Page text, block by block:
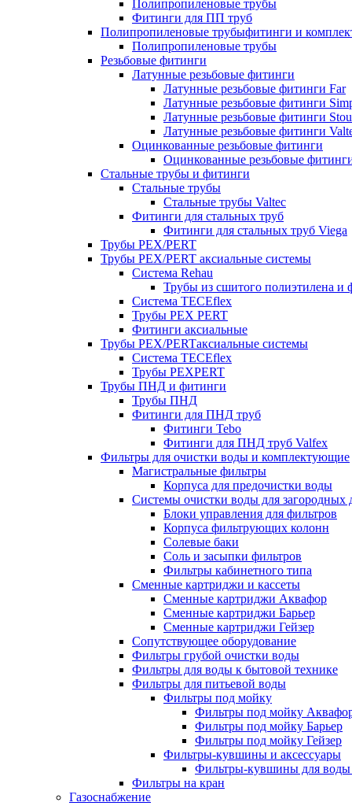
Полипропиленовые трубы
Фитинги для ПП труб
Полипропиленовые трубыфитинги и
Полипропиленовые трубы
Резьбовые фитинги
Латунные резьбовые фитинги
Латунные резьбовые фитинги Far
Латунные резьбовые фитинги
Латунные резьбовые фитинги
Латунные резьбовые фитинги
Оцинкованные резьбовые фитинги
Оцинкованные резьбовые
Стальные трубы и фитинги
Стальные трубы
Стальные трубы Valtec
Фитинги для стальных труб
Фитинги для стальных труб Viega
Трубы PEX/PERT
Трубы PEX/PERT аксиальные системы
Система Rehau
Трубы из сшитого полиэтилена и
Система TECEflex
Трубы PEX PERT
Фитинги аксиальные
Трубы PEX/PERTаксиальные системы
Система TECEflex
Трубы PEXPERT
Трубы ПНД и фитинги
Трубы ПНД
Фитинги для ПНД труб
Фитинги Tebo
Фитинги для ПНД труб Valfex
Фильтры для очистки воды и комплектующие
Магистральные фильтры
Корпуса для предочистки воды
Системы очистки воды для загородных
Блоки управления для фильтров
Корпуса фильтрующих колонн
Солевые баки
Соль и засыпки фильтров
Фильтры кабинетного типа
Сменные картриджи и кассеты
Сменные картриджи Аквафор
Сменные картриджи Барьер
Сменные картриджи Гейзер
Сопутствующее оборудование
Фильтры грубой очистки воды
Фильтры для воды к бытовой технике
Фильтры для питьевой воды
Фильтры под мойку
Фильтры под мойку
Фильтры под мойку Барьер
Фильтры под мойку Гейзер
Фильтры-кувшины и аксессуары
Фильтры-кувшины для
Фильтры на кран
Газоснабжение